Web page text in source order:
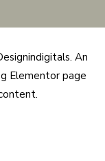
An
Elementor page